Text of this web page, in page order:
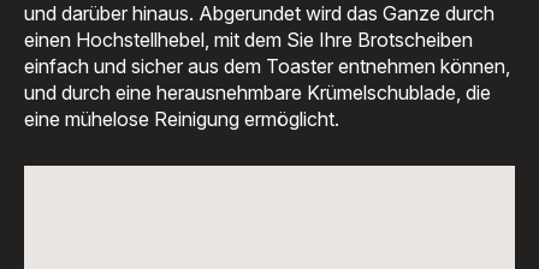
und darüber hinaus. Abgerundet wird das Ganze durch
einen Hochstellhebel, mit dem Sie Ihre Brotscheiben
einfach und sicher aus dem Toaster entnehmen können,
und durch eine herausnehmbare Krümelschublade, die
eine mühelose Reinigung ermöglicht.